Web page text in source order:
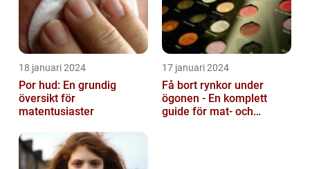
18 januari 2024
Por hud: En grundig
översikt för
matentusiaster
17 januari 2024
Få bort rynkor under
ögonen - En komplett
guide för mat- och